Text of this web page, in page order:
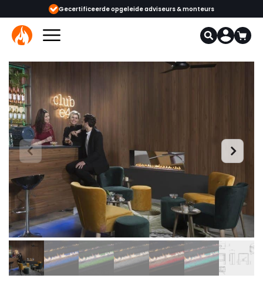
Gecertificeerde opgeleide adviseurs & monteurs